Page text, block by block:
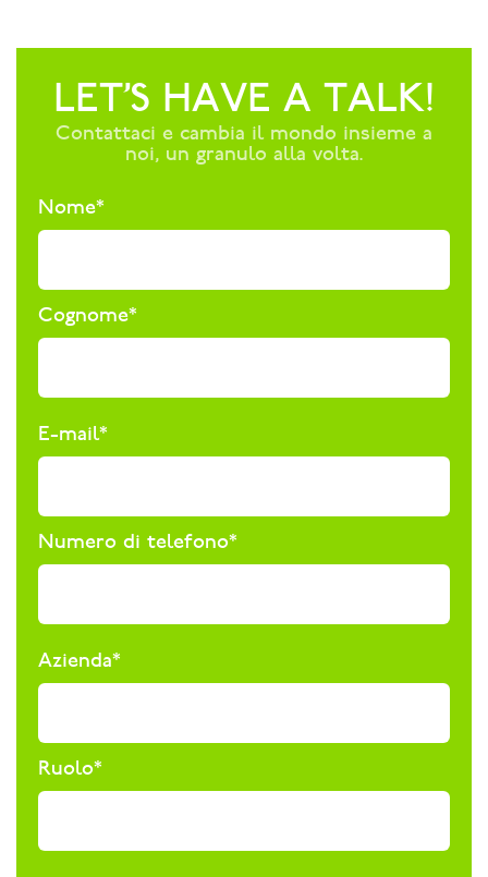
LET’S HAVE A TALK!
Contattaci e cambia il mondo insieme a
noi, un granulo alla volta.
Nome*
Cognome*
E-mail*
Numero di telefono*
Azienda*
Ruolo*